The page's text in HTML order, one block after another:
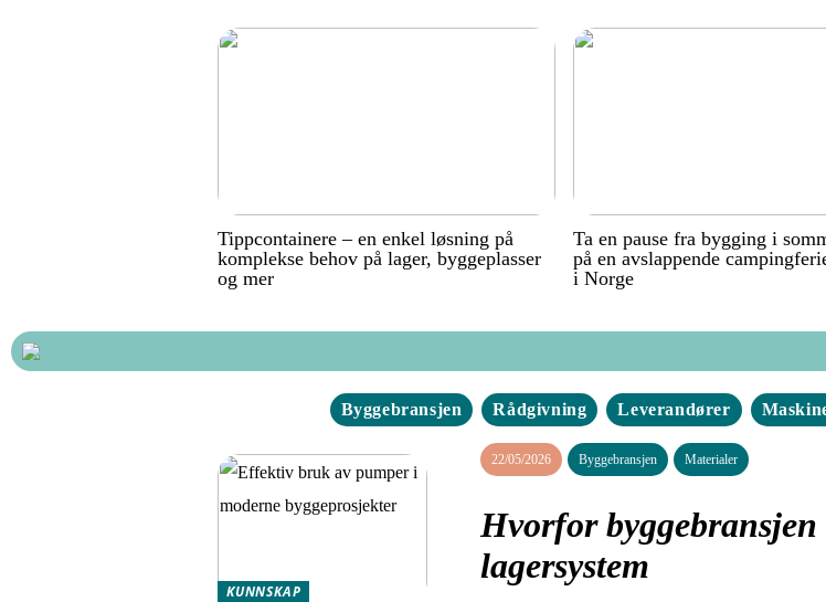
Tippcontainere – en enkel løsning på
komplekse behov på lager, byggeplasser
og mer
Ta en pause fra bygging i
på en avslappende
i Norge
Byggebransjen Rådgivning Leverandører
22/05/2026 Byggebransjen Materialer
Hvorfor
lagersystem
KUNNSKAP